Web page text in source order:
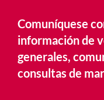
Comuníquese
información de
generales,
consultas de